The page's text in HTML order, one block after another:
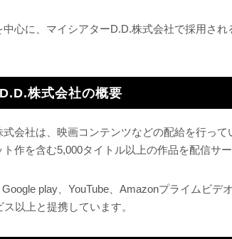
中心に、マイシアターD.D.株式会社で採用さ
株式会社の概要
会社は、映画コンテンツなどの配給を行っ
作を含む5,000タイトル以上の作品を配信サ
play、YouTube、Amazonプライムビデ
以上と提携しています。